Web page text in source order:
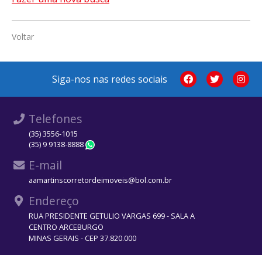
Voltar
Siga-nos nas redes sociais
Telefones
(35) 3556-1015
(35) 9 9138-8888
E-mail
aamartinscorretordeimoveis@bol.com.br
Endereço
RUA PRESIDENTE GETULIO VARGAS 699 - SALA A
CENTRO ARCEBURGO
MINAS GERAIS - CEP 37.820.000